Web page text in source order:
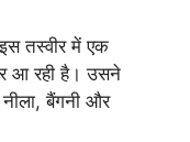
तस्वीर में एक
आ रही है। उसने
बैंगनी और